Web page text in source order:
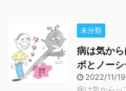
未分類
病は気か
ボとノーシ
2022/11/19